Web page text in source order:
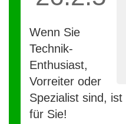
Wenn Sie
Technik-
Enthusiast,
Vorreiter oder
Spezialist sind,
für Sie!